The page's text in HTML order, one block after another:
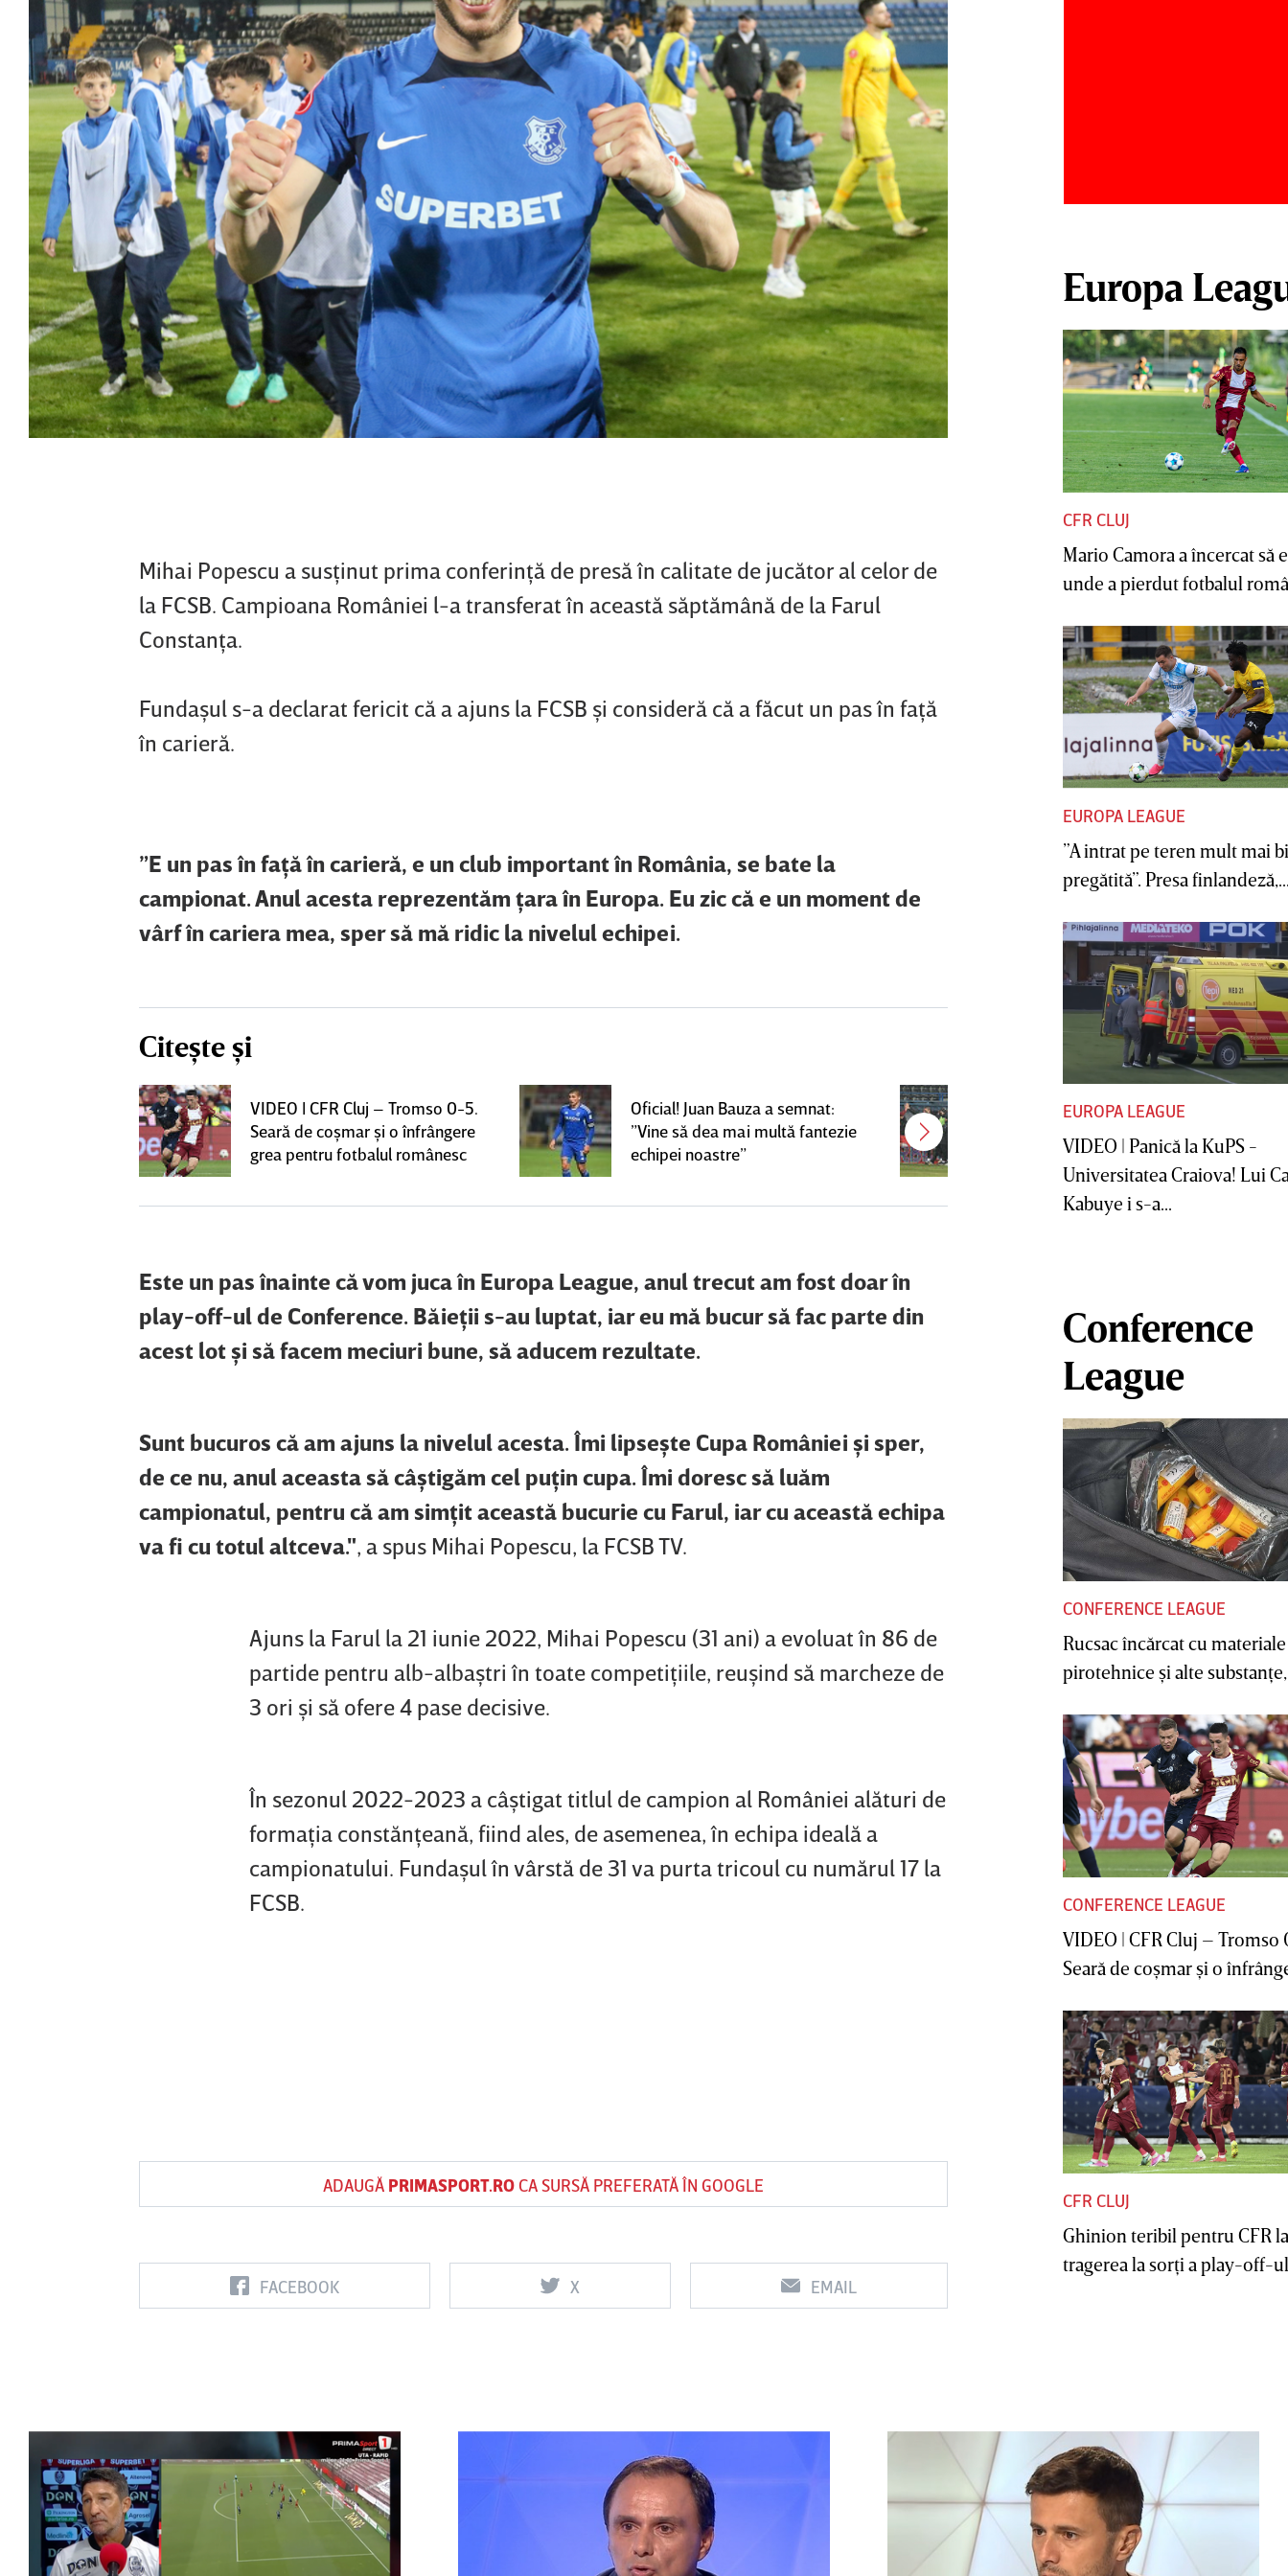
Mihai Popescu a susţinut prima conferinţă de presă în calitate de jucător al celor de
la FCSB. Campioana României l-a transferat în această săptămână de la Farul
Constanţa.
Fundaşul s-a declarat fericit că a ajuns la FCSB şi consideră că a făcut un pas în faţă
în carieră.
”E un pas în faţă în carieră, e un club important în România, se bate la
campionat. Anul acesta reprezentăm ţara în Europa. Eu zic că e un moment de
vârf în cariera mea, sper să mă ridic la nivelul echipei.
Citește și
VIDEO | CFR Cluj – Tromso 0-5.
Seară de coşmar şi o înfrângere
grea pentru fotbalul românesc
Oficial! Juan Bauza a semnat:
”Vine să dea mai multă fantezie
echipei noastre”
Giuleşti vrea să rupă contractul cu
CFR Cluj: ”A făcut notificare la
Este un pas înainte că vom juca în Europa League, anul trecut am fost doar în
play-off-ul de Conference. Băieţii s-au luptat, iar eu mă bucur să fac parte din
acest lot şi să facem meciuri bune, să aducem rezultate.
Sunt bucuros că am ajuns la nivelul acesta. Îmi lipseşte Cupa României şi sper,
de ce nu, anul aceasta să câştigăm cel puţin cupa. Îmi doresc să luăm
campionatul, pentru că am simţit această bucurie cu Farul, iar cu această echipa
va fi cu totul altceva.", a spus Mihai Popescu, la FCSB TV.
Ajuns la Farul la 21 iunie 2022, Mihai Popescu (31 ani) a evoluat în 86 de
partide pentru alb-albaştri în toate competiţiile, reuşind să marcheze de
3 ori şi să ofere 4 pase decisive.
În sezonul 2022-2023 a câştigat titlul de campion al României alături de
formaţia constănţeană, fiind ales, de asemenea, în echipa ideală a
campionatului. Fundaşul în vârstă de 31 va purta tricoul cu numărul 17 la
FCSB.
ADAUGĂ PRIMASPORT.ROCA SURSĂ PREFERATĂ ÎN GOOGLE
FACEBOOK X EMAIL
Europa
CFR CLUJ
Mario Camora a încercat să
unde a pierdut fotbalul
EUROPA LEAGUE
”A intrat pe teren mult mai
pregătită”. Presa
EUROPA LEAGUE
VIDEO | Panică la KuPS -
Universitatea Craiova! Lui
Kabuye i s-a...
Conference
League
CONFERENCE LEAGUE
Rucsac încărcat cu materiale
pirotehnice şi alte substanţe,
CONFERENCE LEAGUE
VIDEO | CFR Cluj – Tromso
Seară de coşmar şi o
CFR CLUJ
Ghinion teribil pentru CFR la
tragerea la sorţi a play-off-